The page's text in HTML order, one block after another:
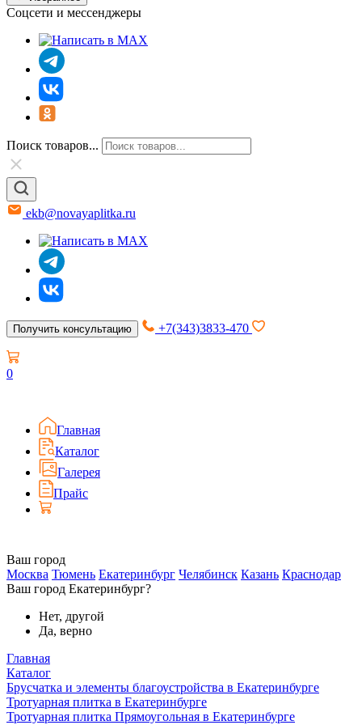
Соцсети и мессенджеры
Поиск товаров...
ekb@novayaplitka.ru
Получить консультацию +7(343)3833-470
0
Главная
Каталог
Галерея
Прайс
Ваш город
Москва Тюмень Екатеринбург Челябинск Казань Краснодар
Ваш город Екатеринбург?
Нет, другой
Да, верно
Главная
Каталог
Брусчатка и элементы благоустройства в Екатеринбурге
Тротуарная плитка в Екатеринбурге
Тротуарная плитка Прямоугольная в Екатеринбурге